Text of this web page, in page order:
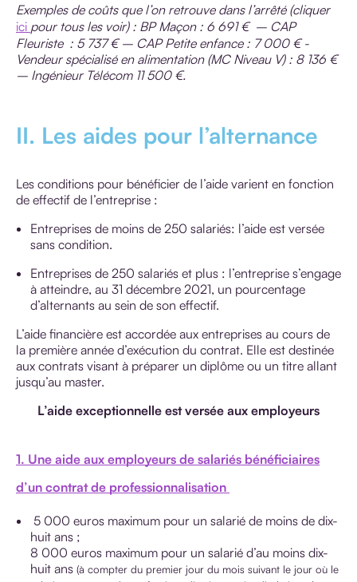
Exemples de coûts que l’on retrouve dans l’arrêté (cliquer
ici pour tous les voir) : BP Maçon : 6 691 € – CAP
Fleuriste : 5 737 € – CAP Petite enfance : 7 000 € -
Vendeur spécialisé en alimentation (MC Niveau V) : 8 136 €
– Ingénieur Télécom 11 500 €.
II. Les aides pour l’alternance
Les conditions pour bénéficier de l’aide varient en fonction
de effectif de l’entreprise :
Entreprises de moins de 250 salariés: l’aide est versée
sans condition.
Entreprises de 250 salariés et plus : l’entreprise s’engage
à atteindre, au 31 décembre 2021, un pourcentage
d’alternants au sein de son effectif.
L’aide financière est accordée aux entreprises au cours de
la première année d’exécution du contrat. Elle est destinée
aux contrats visant à préparer un diplôme ou un titre allant
jusqu’au master.
L’aide exceptionnelle est versée aux employeurs
1. Une aide aux employeurs de salariés bénéficiaires
d’un contrat de professionnalisation
5 000 euros maximum pour un salarié de moins de dix-
huit ans ;
8 000 euros maximum pour un salarié d’au moins dix-
huit ans (à compter du premier jour du mois suivant le jour où le